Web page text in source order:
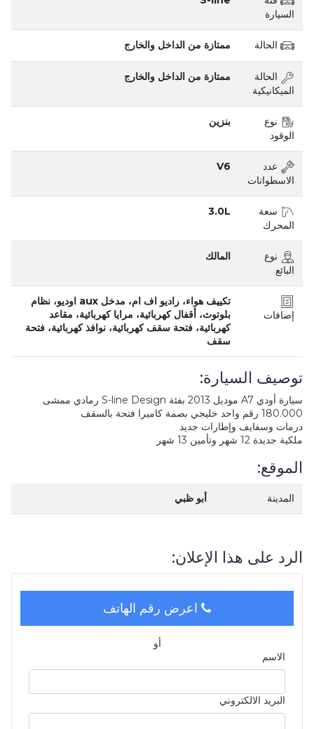
السيارة
الحالة ممتازة من الداخل والخارج
الحالة
الميكانيكية
ممتازة من الداخل والخارج
نوع
الوقود
بنزين
عدد
الاسطوانات
V6
سعة
المحرك
3.0L
نوع
البائع
المالك
إضافات
تكييف هواء، راديو اف ام، مدخل aux اوديو، نظام
بلوتوث، أقفال كهربائية، مرايا كهربائية، مقاعد
كهربائية، فتحة سقف كهربائية، نوافذ كهربائية، فتحة
سقف
توصيف السيارة:
سيارة أودي A7 موديل 2013 بفئة S-line Design رمادي ممشى
180.000 رقم واحد خليجي بصمة كاميرا فتحة بالسقف
درمات وسفايف وإطارات جديد
ملكية جديدة 12 شهر وتأمين 13 شهر
الموقع:
المدينة أبو ظبي
الرد على هذا الإعلان:
اعرض رقم الهاتف
أو
الاسم
البريد الالكتروني